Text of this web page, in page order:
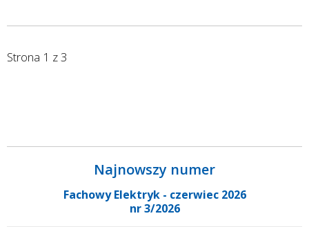
Strona 1 z 3
Najnowszy numer
Fachowy Elektryk - czerwiec 2026
nr 3/2026